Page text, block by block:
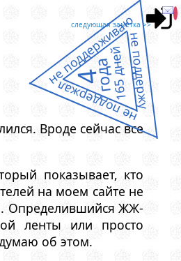
следующая заметка >>
Вроде сейчас все
показывает, кто
на моем сайте не
Определившийся ЖЖ-
ленты или просто
об этом.
не поддержал
не поддерживаюне поддержу
4
года165 дней